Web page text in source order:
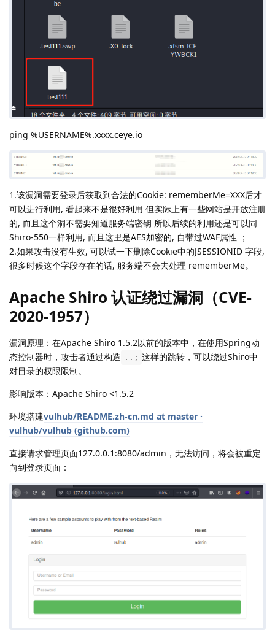
ping %USERNAME%.xxxx.ceye.io
1.该漏洞需要登录后获取到合法的Cookie: rememberMe=XXX后才
可以进行利用, 看起来不是很好利用 但实际上有一些网站是开放注册
的, 而且这个洞不需要知道服务端密钥 所以后续的利用还是可以同
Shiro-550一样利用, 而且这里是AES加密的, 自带过WAF属性 ；
2.如果攻击没有生效, 可以试一下删除Cookie中的JSESSIONID 字段,
很多时候这个字段存在的话, 服务端不会去处理 rememberMe。
Apache Shiro 认证绕过漏洞（CVE-
2020-1957）
漏洞原理：在Apache Shiro 1.5.2以前的版本中，在使用Spring动
态控制器时，攻击者通过构造 ..; 这样的跳转，可以绕过Shiro中
对目录的权限限制。
影响版本：Apache Shiro <1.5.2
环境搭建vulhub/README.zh-cn.md at master ·
vulhub/vulhub (github.com)
直接请求管理页面127.0.0.1:8080/admin，无法访问，将会被重定
向到登录页面：